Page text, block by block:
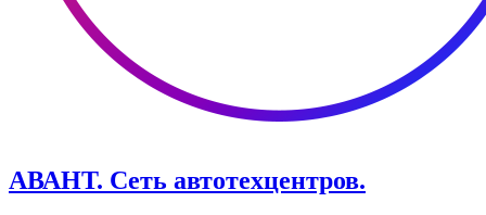
АВАНТ. ​Сеть автотехцентров.